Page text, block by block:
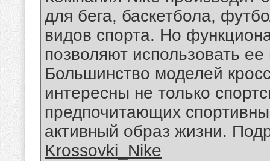
для бега, баскетбола,
видов спорта. Но
позволяют использовать
Большинство моделей
интересны не только
предпочитающих
активный образ жизни.
Krossovki_Nike